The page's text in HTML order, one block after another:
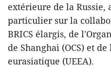
extérieure de la Russie,
particulier sur la
BRICS élargis, de
de Shanghai (OCS) et
eurasiatique (UEEA).